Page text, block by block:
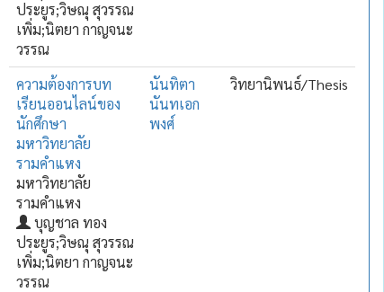
ประยูร;วิษณุ สุวรรณ
เพิ่ม;นิตยา กาญจนะ
วรรณ
ความต้องการบท
เรียนออนไลน์ของ
นักศึกษา
มหาวิทยาลัย
รามคำแหง
มหาวิทยาลัย
รามคำแหง
บุญชาล ทอง
ประยูร;วิษณุ สุวรรณ
เพิ่ม;นิตยา กาญจนะ
วรรณ
นันทิตา
นันทเอก
พงศ์
วิทยานิพนธ์/Thesis